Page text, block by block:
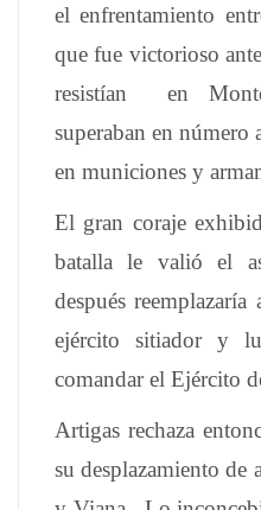
el enfrentamiento
que fue victorioso
resistían en
superaban en número
en municiones y
El gran coraje
batalla le valió el
después
ejército sitiador y
comandar el Ejército
Artigas rechaza
su desplazamiento de